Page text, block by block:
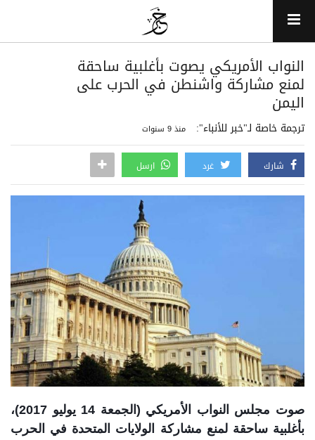
النواب الأمريكي يصوت بأغلبية ساحقة
لمنع مشاركة واشنطن في الحرب على
اليمن
ترجمة خاصة لـ"خبر للأنباء": منذ 9 سنوات
شارك غرد ارسل
صوت مجلس النواب الأمريكي (الجمعة 14 يوليو 2017)،
بأغلبية ساحقة لمنع مشاركة الولايات المتحدة في الحرب